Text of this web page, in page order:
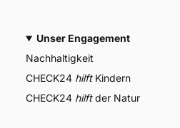
Unser Engagement
Nachhaltigkeit
CHECK24 hilftKindern
CHECK24 hilftder Natur